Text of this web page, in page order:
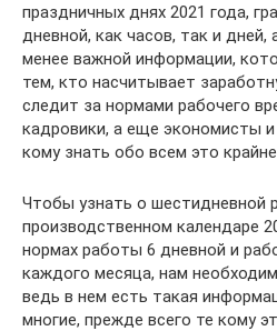
праздничных днях 2021 года,
дневной, как часов, так и дней,
менее важной информации,
тем, кто насчитывает
следит за нормами рабочего
кадровики, а еще экономисты и
кому знать обо всем это
Чтобы узнать о шестидневной
производственном календаре
нормах работы 6 дневной и
каждого месяца, нам
ведь в нем есть такая
многие, прежде всего те кому